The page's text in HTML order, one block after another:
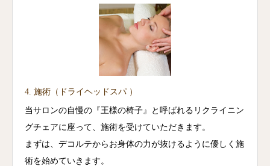
4. 施術（ドライヘッドスパ ）
当サロンの自慢の『王様の椅子』と呼ばれるリクライニン
グチェアに座って、施術を受けていただきます。
まずは、デコルテからお身体の力が抜けるように優しく施
術を始めていきます。